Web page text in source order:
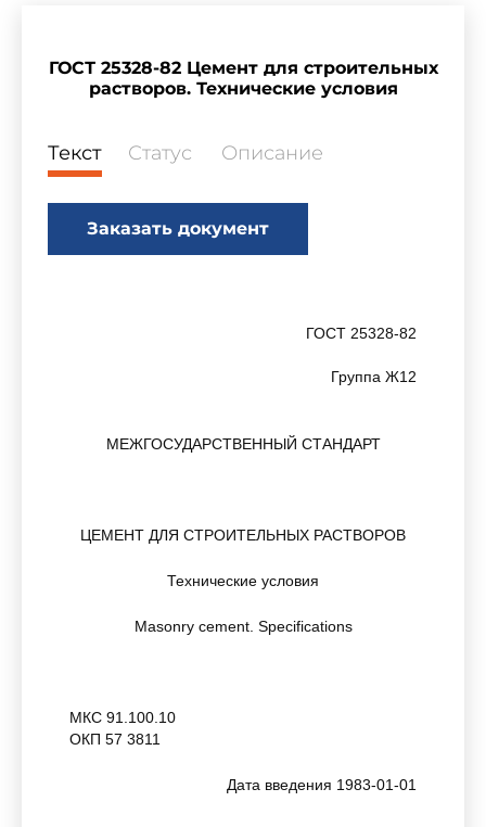
ГОСТ 25328-82 Цемент для строительных
растворов. Технические условия
Текст Статус Описание
Заказать документ
ГОСТ 25328-82
Группа Ж12
МЕЖГОСУДАРСТВЕННЫЙ СТАНДАРТ
ЦЕМЕНТ ДЛЯ СТРОИТЕЛЬНЫХ РАСТВОРОВ
Технические условия
Masonry cement. Specifications
МКС 91.100.10
ОКП 57 3811
Дата введения 1983-01-01